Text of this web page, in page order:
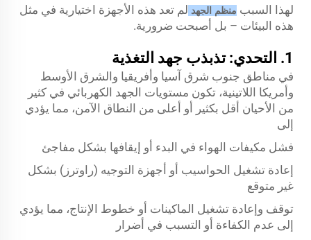
لهذا السبب منظم الجهد لم تعد هذه الأجهزة اختيارية في مثل
هذه البيئات – بل أصبحت ضرورية.
1. التحدي: تذبذب جهد التغذية
في مناطق جنوب شرق آسيا وأفريقيا والشرق الأوسط
وأمريكا اللاتينية، تكون مستويات الجهد الكهربائي في كثير
من الأحيان أقل بكثير أو أعلى من النطاق الآمن، مما يؤدي
إلى
فشل مكيفات الهواء في البدء أو إيقافها بشكل مفاجئ
إعادة تشغيل الحواسيب أو أجهزة التوجيه (راوترز) بشكل
غير متوقع
توقف وإعادة تشغيل الماكينات أو خطوط الإنتاج، مما يؤدي
إلى عدم الكفاءة أو التسبب في أضرار